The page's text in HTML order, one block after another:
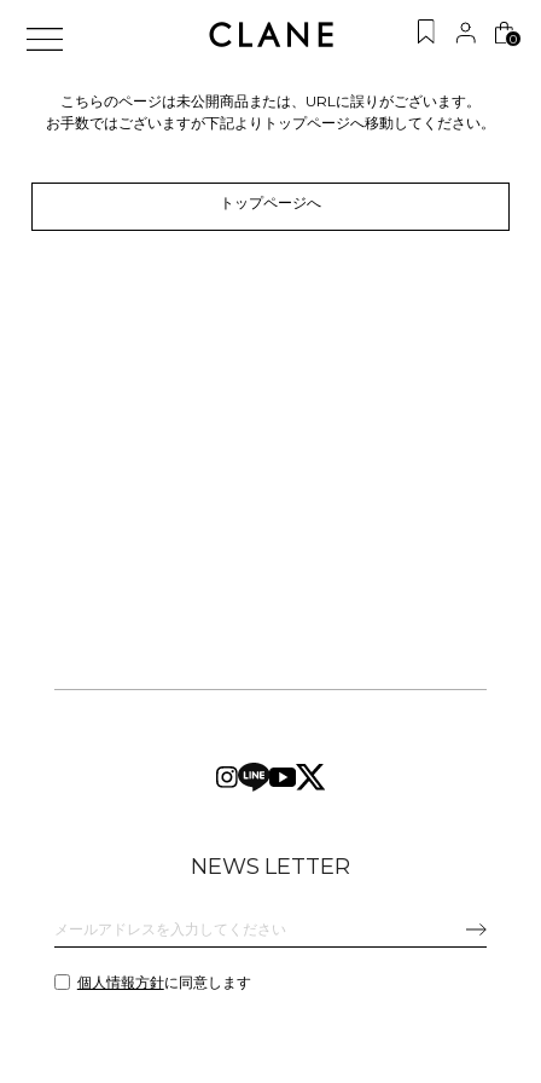
0
こちらのページは未公開商品または、URLに誤りがございます。
お手数ではございますが下記よりトップページへ移動してください。
トップページへ
NEWS LETTER
個人情報方針に同意します